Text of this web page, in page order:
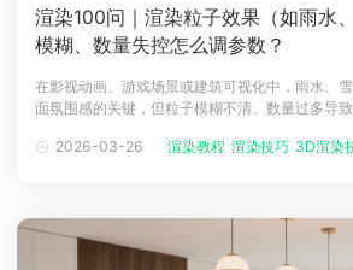
渲染100问｜渲染粒子效果（如雨水
模糊、数量失控怎么调参数？
在影视动画、游戏场景或建筑可视化中，雨水、
面氛围感的关键，但粒子模糊不清、数量过多导
数不匹配，而专业的渲染农场能为参数调试提供
2026-03-26 渲染教程 渲染技巧 3D渲染